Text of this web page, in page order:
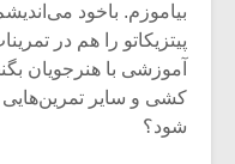
بیاموزم. باخود
پیتزیکاتو را هم در
آموزشی با هنرجویان
کشی و سایر تمرین‌هایی
شود؟